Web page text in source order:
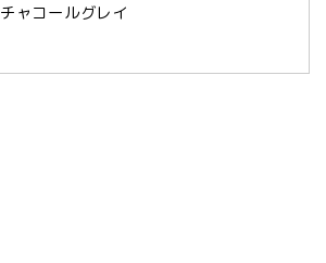
チャコールグレイ